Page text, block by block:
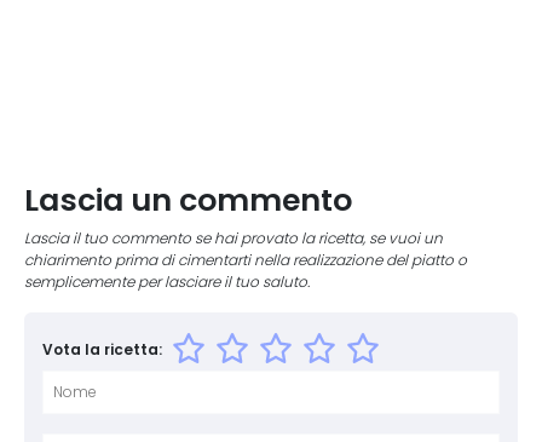
Lascia un commento
Lascia il tuo commento se hai provato la ricetta, se vuoi un
chiarimento prima di cimentarti nella realizzazione del piatto o
semplicemente per lasciare il tuo saluto.
Vota la ricetta: